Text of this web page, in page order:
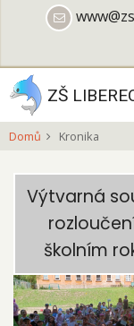
obsahu
ZŠ
Domů Kronika
Výtvarná
školním